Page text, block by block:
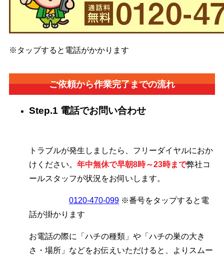
※タップすると電話がかかります
ご依頼から作業完了までの流れ
Step.1 電話でお問い合わせ
トラブルが発生しましたら、フリーダイヤルにおか
けください。 年中無休で早朝8時～23時まで弊社コ
ールスタッフが状況をお伺いします。
0120-470-099 ※番号をタップすると電
話が掛かります
お電話の際に「ハチの種類」や「ハチの巣の大き
さ・場所」などをお伝えいただけると、よりスムー